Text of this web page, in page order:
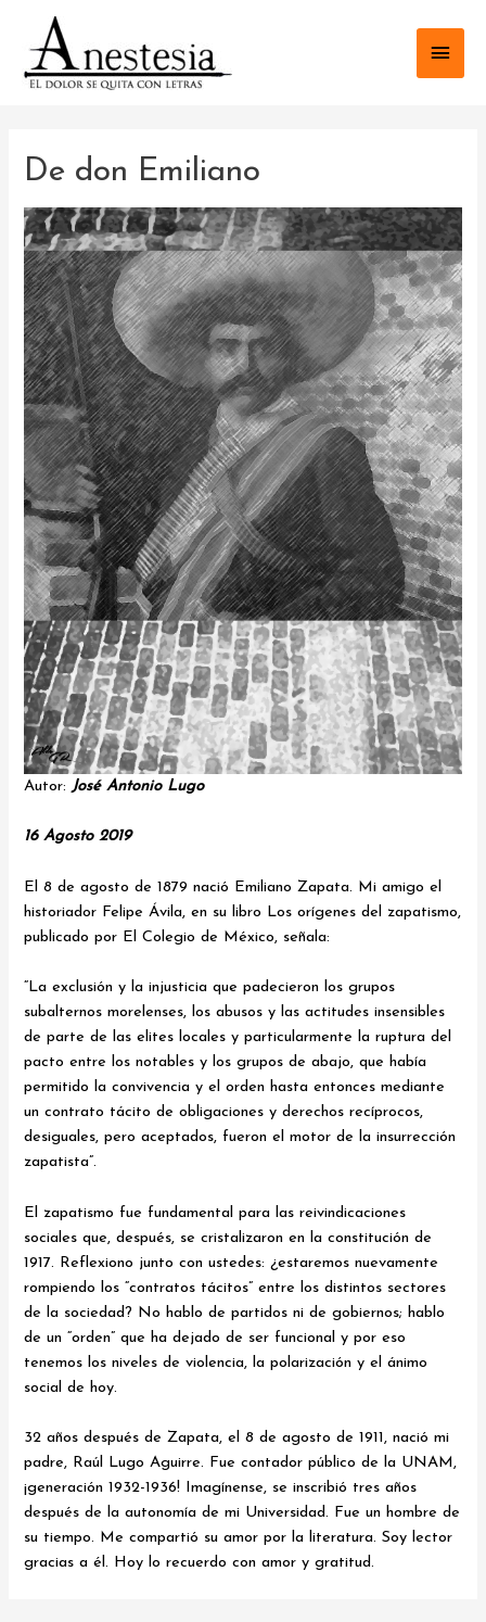
contenido
De don Emiliano
Autor:José Antonio Lugo
16 Agosto 2019
El 8 de agosto de 1879 nació Emiliano Zapata. Mi amigo el
historiador Felipe Ávila, en su libro Los orígenes del zapatismo,
publicado por El Colegio de México, señala:
“La exclusión y la injusticia que padecieron los grupos
subalternos morelenses, los abusos y las actitudes insensibles
de parte de las elites locales y particularmente la ruptura del
pacto entre los notables y los grupos de abajo, que había
permitido la convivencia y el orden hasta entonces mediante
un contrato tácito de obligaciones y derechos recíprocos,
desiguales, pero aceptados, fueron el motor de la insurrección
zapatista”.
El zapatismo fue fundamental para las reivindicaciones
sociales que, después, se cristalizaron en la constitución de
1917. Reflexiono junto con ustedes: ¿estaremos nuevamente
rompiendo los “contratos tácitos” entre los distintos sectores
de la sociedad? No hablo de partidos ni de gobiernos; hablo
de un “orden” que ha dejado de ser funcional y por eso
tenemos los niveles de violencia, la polarización y el ánimo
social de hoy.
32 años después de Zapata, el 8 de agosto de 1911, nació mi
padre, Raúl Lugo Aguirre. Fue contador público de la UNAM,
¡generación 1932-1936! Imagínense, se inscribió tres años
después de la autonomía de mi Universidad. Fue un hombre de
su tiempo. Me compartió su amor por la literatura. Soy lector
gracias a él. Hoy lo recuerdo con amor y gratitud.